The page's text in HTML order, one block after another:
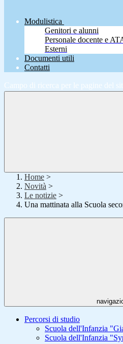
Modulistica
Genitori e alunni
Personale docente e
Esterni
Documenti utili
Contatti
Campo di ricerca per le pagine del
Home >
Novità >
Le notizie >
Una mattinata alla Scuola
Percorsi di studio
Scuola dell'Infanzia
Scuola dell'Infanzia